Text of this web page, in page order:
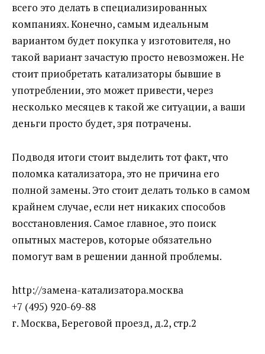
всего это делать в специализированных
компаниях. Конечно, самым идеальным
вариантом будет покупка у изготовителя, но
такой вариант зачастую просто невозможен. Не
стоит приобретать катализаторы бывшие в
употреблении, это может привести, через
несколько месяцев к такой же ситуации, а ваши
деньги просто будет, зря потрачены.
Подводя итоги стоит выделить тот факт, что
поломка катализатора, это не причина его
полной замены. Это стоит делать только в самом
крайнем случае, если нет никаких способов
восстановления. Самое главное, это поиск
опытных мастеров, которые обязательно
помогут вам в решении данной проблемы.
http://замена-катализатора.москва
+7 (495) 920-69-88
г. Москва, Береговой проезд, д.2, стр.2